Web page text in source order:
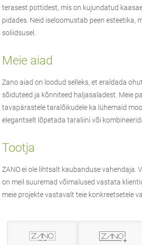
terasest pottidest, mis on kujundatud
pidades. Neid iseloomustab peen esteetika,
soliidsusel.
Meie aiad
Zano aiad on loodud selleks, et eraldada
sõiduteed ja kõnniteed haljasaladest. Meie
tavapärastele taralõikudele ka lühemaid
elegantselt lõpetada taraliini või
Tootja
ZANOei ole lihtsalt kaubanduse vahendaja.
on meil suuremad võimalused vastata
meie projekte vastavalt teie konkreetsetele